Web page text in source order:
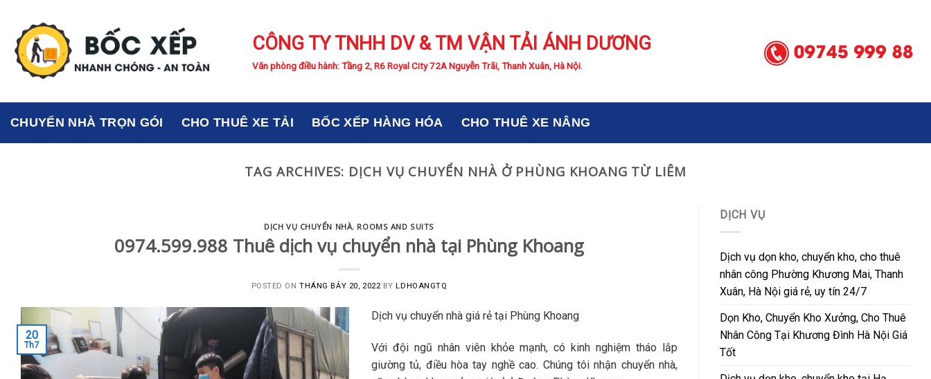
content
CÔNG TY TNHH DV & TM VẬN TẢI ÁNH DƯƠNG
Văn phòng điều hành: Tầng 2, R6 Royal City 72A Nguyễn Trãi, Thanh Xuân, Hà Nội.
CHUYỂN NHÀ TRỌN GÓI CHO THUÊ XE TẢI BỐC XẾP HÀNG HÓA CHO THUÊ XE NÂNG
TAG ARCHIVES: DỊCH VỤ CHUYỂN NHÀ Ở PHÙNG KHOANG TỪ LIÊM
DỊCH VỤ CHUYỂN NHÀ, ROOMS AND SUITS
0974.599.988 Thuê dịch vụ chuyển nhà tại Phùng Khoang
POSTED ONTHÁNG BẢY 20, 2022BYLDHOANGTQ
20
Th7
Dịch vụ chuyển nhà giá rẻ tại Phùng Khoang
Với đội ngũ nhân viên khỏe mạnh, có kinh nghiệm tháo lắp
giường tủ, điều hòa tay nghề cao. Chúng tôi nhận chuyển nhà,
DỊCH VỤ
Dịch vụ dọn kho, chuyển kho, cho thuê
nhân công Phường Khương Mai, Thanh
Xuân, Hà Nội giá rẻ, uy tín 24/7
Dọn Kho, Chuyển Kho Xưởng, Cho Thuê
Nhân Công Tại Khương Đình Hà Nội Giá
Tốt